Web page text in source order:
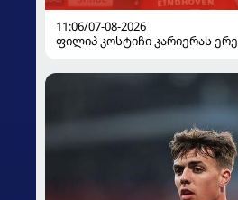
11:06/07-08-2026
ფილიპ კოსტიჩი კარიერას